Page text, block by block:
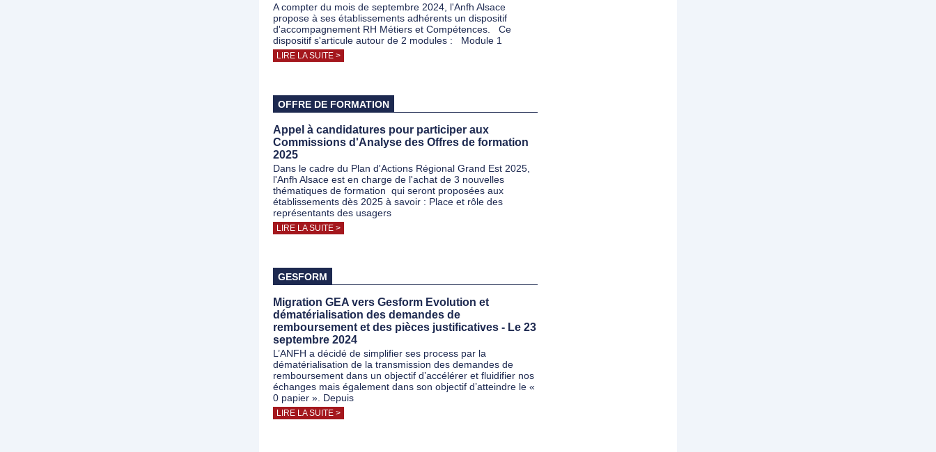
A compter du mois de septembre 2024, l'Anfh Alsace
propose à ses établissements adhérents un dispositif
d'accompagnement RH Métiers et Compétences. Ce
dispositif s'articule autour de 2 modules : Module 1
LIRE LA SUITE >
OFFRE DE FORMATION
Appel à candidatures pour participer aux
Commissions d'Analyse des Offres de formation
2025
Dans le cadre du Plan d'Actions Régional Grand Est 2025,
l'Anfh Alsace est en charge de l'achat de 3 nouvelles
thématiques de formation qui seront proposées aux
établissements dès 2025 à savoir : Place et rôle des
représentants des usagers
LIRE LA SUITE >
GESFORM
Migration GEA vers Gesform Evolution et
dématérialisation des demandes de
remboursement et des pièces justificatives - Le 23
septembre 2024
L’ANFH a décidé de simplifier ses process par la
dématérialisation de la transmission des demandes de
remboursement dans un objectif d’accélérer et fluidifier nos
échanges mais également dans son objectif d’atteindre le «
0 papier ». Depuis
LIRE LA SUITE >